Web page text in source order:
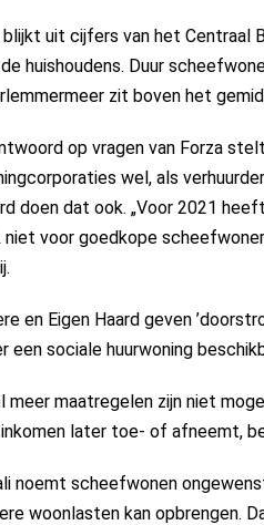
uit cijfers van het Centraal
huishoudens. Duur
zit boven het
op vragen van Forza
wel, als
doen dat ook. „Voor 2021
niet voor goedkope
en Eigen Haard geven
een sociale huurwoning
meer maatregelen zijn niet
later toe- of afneemt,
noemt scheefwonen
woonlasten kan opbrengen.